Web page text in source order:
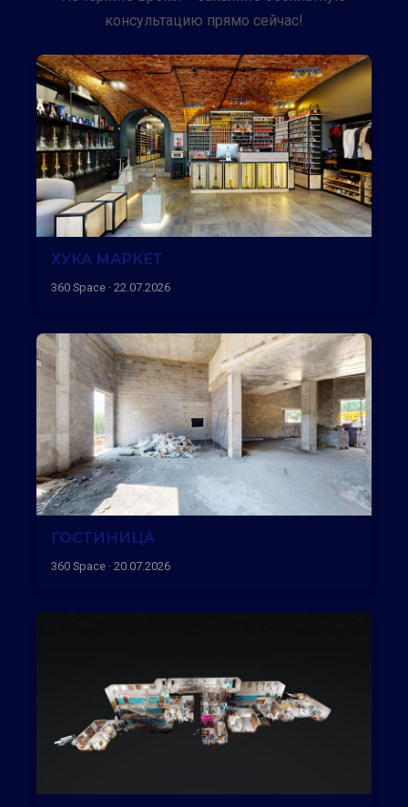
консультацию прямо сейчас!
ХУКА МАРКЕТ
360 Space · 22.07.2026
ГОСТИНИЦА
360 Space · 20.07.2026